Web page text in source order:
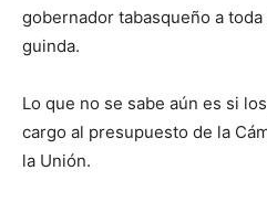
gobernador tabasqueño a
guinda.
Lo que no se sabe aún es si
cargo al presupuesto de la
la Unión.